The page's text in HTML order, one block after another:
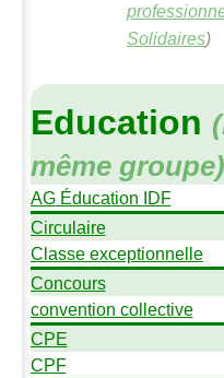
Solidaires)
Education
même groupe)
AGÉducation
IDF
Circulaire
Classe exceptionnelle
Concours
convention collective
CPE
CPF